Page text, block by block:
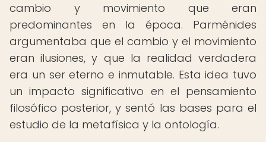
cambio y movimiento que eran
predominantes en la época. Parménides
argumentaba que el cambio y el movimiento
eran ilusiones, y que la realidad verdadera
era un ser eterno e inmutable. Esta idea tuvo
un impacto significativo en el pensamiento
filosófico posterior, y sentó las bases para el
estudio de la metafísica y la ontología.